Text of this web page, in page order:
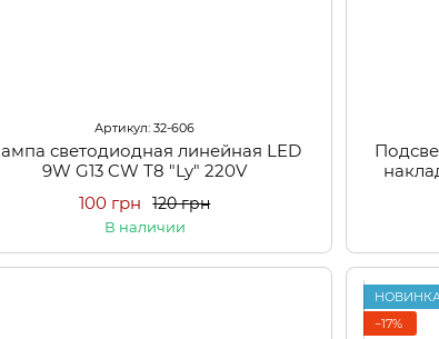
Артикул: 32-606
светодиодная линейная LED
9W G13 CW Т8 "Ly" 220V
120 грн
100 грн
В наличии
−17%